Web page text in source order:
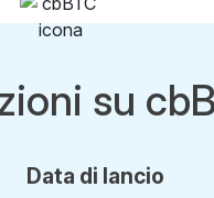
su
Data di lancio